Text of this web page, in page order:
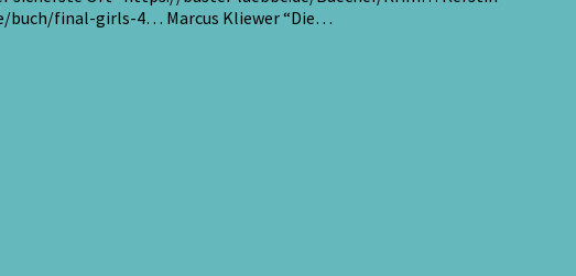
buch/final-girls-4… Marcus Kliewer “Die…